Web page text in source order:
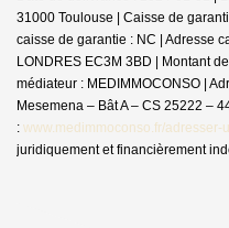
31000 Toulouse | Caisse de
caisse de garantie : NC | Adresse
LONDRES EC3M 3BD | Montant
médiateur : MEDIMMOCONSO |
Mesemena – Bât A – CS 25222 –
: www.medimmoconso.fr/adresser-
juridiquement et financièrement